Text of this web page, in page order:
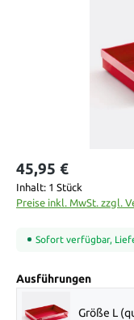
45,95 €
Inhalt: 1 Stück
Preise inkl. MwSt. zzgl.
Sofort verfügbar,
Ausführungen
Größe L